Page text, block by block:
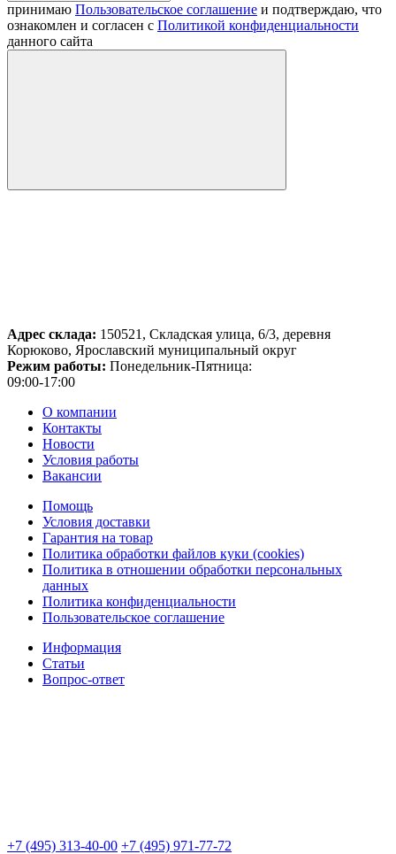
принимаю Пользовательское соглашение и подтверждаю, что
ознакомлен и согласен с Политикой конфиденциальности
данного сайта
Адрес склада: 150521, Складская улица, 6/3, деревня
Корюково, Ярославский муниципальный округ
Режим работы: Понедельник-Пятница:
09:00-17:00
О компании
Контакты
Новости
Условия работы
Вакансии
Помощь
Условия доставки
Гарантия на товар
Политика обработки файлов куки (cookies)
Политика в отношении обработки персональных
данных
Политика конфиденциальности
Пользовательское соглашение
Информация
Статьи
Вопрос-ответ
+7 (495) 313-40-00 +7 (495) 971-77-72